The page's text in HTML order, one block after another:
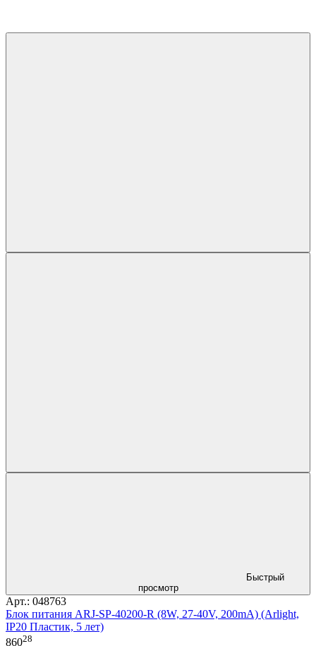
Быстрый
просмотр
Арт.: 048763
Блок питания ARJ-SP-40200-R (8W, 27-40V, 200mA) (Arlight,
IP20 Пластик, 5 лет)
86028